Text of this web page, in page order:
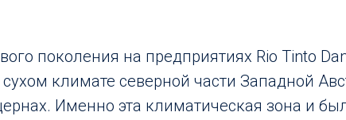
поколения на предприятиях Rio Tinto
климате северной части Западной
Именно эта климатическая зона и